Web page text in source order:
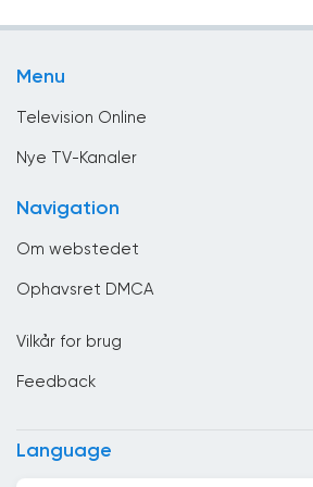
Danmark
Det Forenede Kongerige
Djibouti
Dominikanske Republik
Finland
Menu
Television Online
Nye TV-Kanaler
Navigation
Om webstedet
Ophavsret DMCA
Vilkår for brug
Feedback
Language